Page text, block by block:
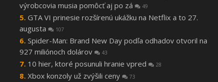
výrobcovia musia pomôcť aj po zá
49
GTA VI prinesie rozšírenú ukážku na Netflix a to 27.
augusta
107
Spider-Man: Brand New Day podľa odhadov otvoril na
927 miliónoch dolárov
43
10 hier, ktoré posunuli hranie vpred 28
Xbox konzoly už zvýšili ceny 73